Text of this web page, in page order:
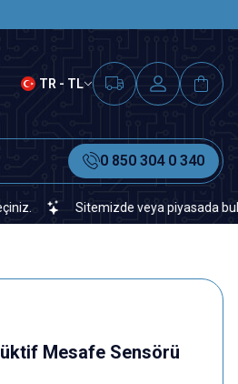
TR - TL
0 850 304 0 340
Sitemizde veya piyasada
Mesafe Sensörü